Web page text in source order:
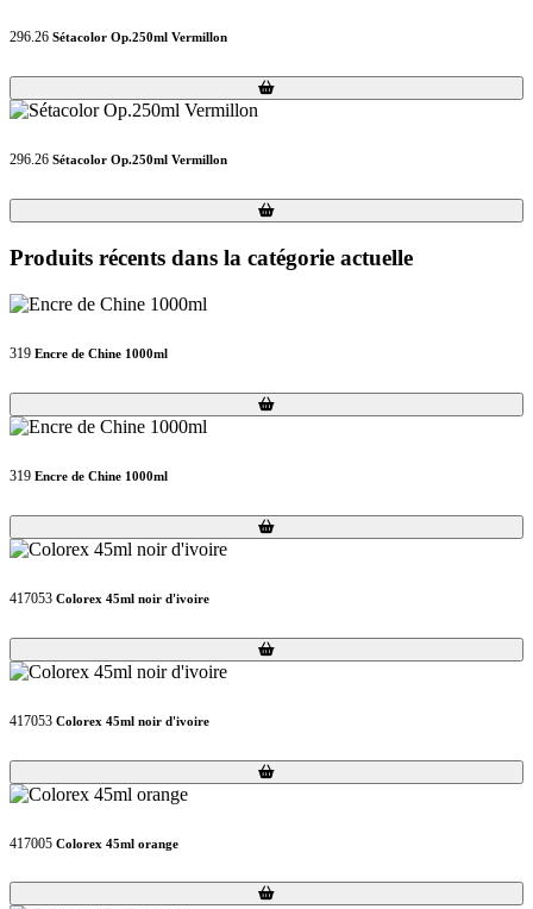
296.26 Sétacolor Op.250ml Vermillon
Loading...
Loading...
296.26 Sétacolor Op.250ml Vermillon
Loading...
Loading...
Produits récents dans la catégorie actuelle
319 Encre de Chine 1000ml
Loading...
Loading...
319 Encre de Chine 1000ml
Loading...
Loading...
417053 Colorex 45ml noir d'ivoire
Loading...
Loading...
417053 Colorex 45ml noir d'ivoire
Loading...
Loading...
417005 Colorex 45ml orange
Loading...
Loading...